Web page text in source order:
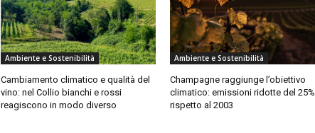
Ambiente e Sostenibilità
Cambiamento climatico e qualità del
vino: nel Collio bianchi e rossi
reagiscono in modo diverso
Ambiente e Sostenibilità
Champagne raggiunge l’obiettivo
climatico: emissioni ridotte del 25%
rispetto al 2003